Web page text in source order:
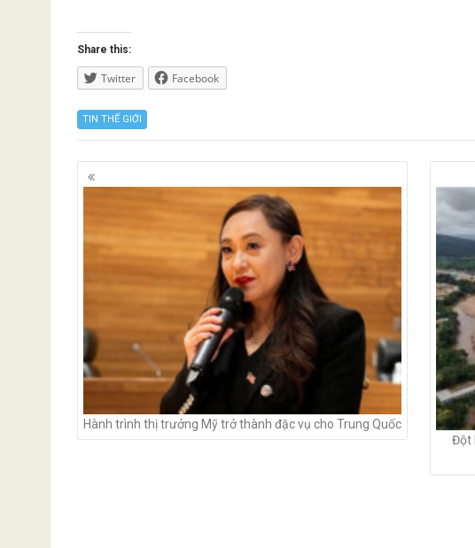
Share this:
Twitter Facebook
TIN THẾ GIỚI
Posts
navigation
Hành trình thị trưởng Mỹ trở thành đặc vụ cho Trung Quốc
Đột